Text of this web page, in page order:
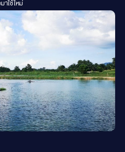
าใช้ใหม่